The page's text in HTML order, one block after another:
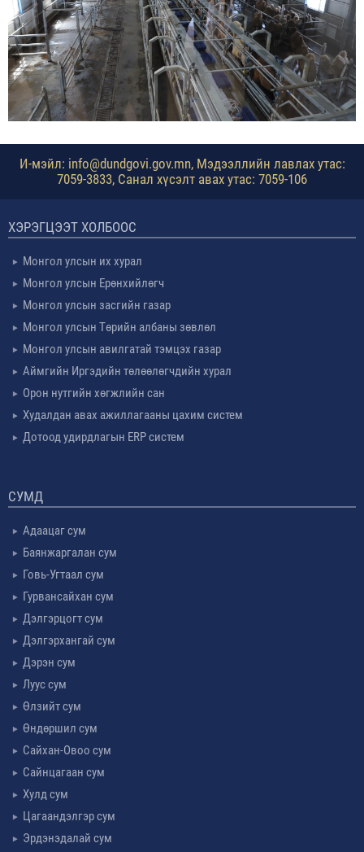
И-мэйл: info@dundgovi.gov.mn, Мэдээллийн лавлах утас:
7059-3833, Санал хүсэлт авах утас: 7059-106
ХЭРЭГЦЭЭТ ХОЛБООС
Монгол улсын их хурал
Монгол улсын Ерөнхийлөгч
Монгол улсын засгийн газар
Монгол улсын Төрийн албаны зөвлөл
Монгол улсын авилгатай тэмцэх газар
Аймгийн Иргэдийн төлөөлөгчдийн хурал
Орон нутгийн хөгжлийн сан
Худалдан авах ажиллагааны цахим систем
Дотоод удирдлагын ERP систем
СУМД
Адаацаг сум
Баянжаргалан сум
Говь-Угтаал сум
Гурвансайхан сум
Дэлгэрцогт сум
Дэлгэрхангай сум
Дэрэн сум
Луус сум
Өлзийт сум
Өндөршил сум
Сайхан-Овоо сум
Сайнцагаан сум
Хулд сум
Цагаандэлгэр сум
Эрдэнэдалай сум